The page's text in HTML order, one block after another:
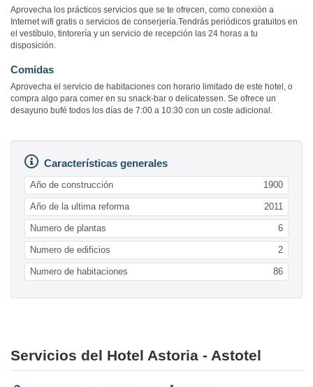
Aprovecha los prácticos servicios que se te ofrecen, como conexión a
Internet wifi gratis o servicios de conserjería.Tendrás periódicos gratuitos en
el vestíbulo, tintorería y un servicio de recepción las 24 horas a tu
disposición.
Comidas
Aprovecha el servicio de habitaciones con horario limitado de este hotel, o
compra algo para comer en su snack-bar o delicatessen. Se ofrece un
desayuno bufé todos los días de 7:00 a 10:30 con un coste adicional.
Características generales
Año de construcción 1900
Año de la ultima reforma 2011
Numero de plantas 6
Numero de edificios 2
Numero de habitaciones 86
Servicios del Hotel Astoria - Astotel